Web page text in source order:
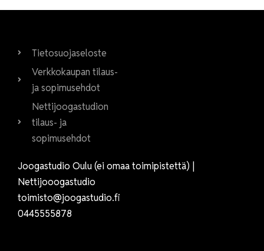
Tietosuojaseloste
Verkkokaupan tilaus-
ja sopimusehdot
Nettijoogastudion
tilaus- ja
sopimusehdot
Joogastudio Oulu (ei omaa toimipistettä) |
Nettijooogastudio
toimisto@joogastudio.fi
0445555878